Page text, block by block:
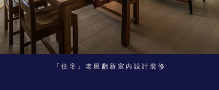
『住宅』老屋翻新室內設計裝修